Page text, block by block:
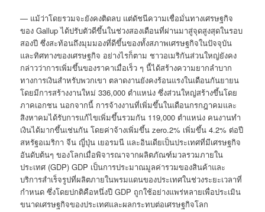
— แม้ว่าโดยรวมจะยังคงติดลบ แต่ดัชนีความเชื่อมั่นทางเศรษฐกิจ
ของ Gallup ได้ปรับตัวดีขึ้นในช่วงสองเดือนที่ผ่านมาสู่จุดสูงสุดในรอบ
สองปี ซึ่งสะท้อนถึงมุมมองที่ดีขึ้นของทั้งสภาพเศรษฐกิจในปัจจุบัน
และทิศทางของเศรษฐกิจ อย่างไรก็ตาม ชาวอเมริกันส่วนใหญ่ยังคง
กล่าวว่าการเพิ่มขึ้นของราคาเมื่อเร็ว ๆ นี้ได้สร้างความยากลำบาก
ทางการเงินสำหรับพวกเขา ตลาดงานยังคงร้อนแรงในเดือนกันยายน
โดยมีการสร้างงานใหม่ 336,000 ตำแหน่ง ซึ่งส่วนใหญ่สร้างขึ้นโดย
ภาคเอกชน นอกจากนี้ การจ้างงานที่เพิ่มขึ้นในเดือนกรกฎาคมและ
สิงหาคมได้รับการแก้ไขเพิ่มขึ้นรวมกัน 119,000 ตำแหน่ง คนงานทำ
เงินได้มากขึ้นเช่นกัน โดยค่าจ้างเพิ่มขึ้น zero.2% เพิ่มขึ้น 4.2% ต่อปี
สหรัฐอเมริกา จีน ญี่ปุ่น เยอรมนี และอินเดียเป็นประเทศที่มีเศรษฐกิจ
อันดับต้นๆ ของโลกเมื่อพิจารณาจากผลิตภัณฑ์มวลรวมภายใน
ประเทศ (GDP) GDP เป็นการประมาณมูลค่ารวมของสินค้าและ
บริการสำเร็จรูปที่ผลิตภายในพรมแดนของประเทศในช่วงระยะเวลาที่
กำหนด ซึ่งโดยปกติคือหนึ่งปี GDP ถูกใช้อย่างแพร่หลายเพื่อประเมิน
ขนาดเศรษฐกิจของประเทศและผลกระทบต่อเศรษฐกิจโลก